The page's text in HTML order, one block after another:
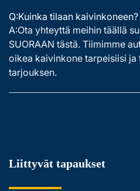
Q:Kuinka tilaan kaivinkoneen?
A:Ota yhteyttä meihin täällä
SUORAAN tästä. Tiimimme
oikea kaivinkone tarpeisiisi
tarjouksen.
Liittyvät tapaukset